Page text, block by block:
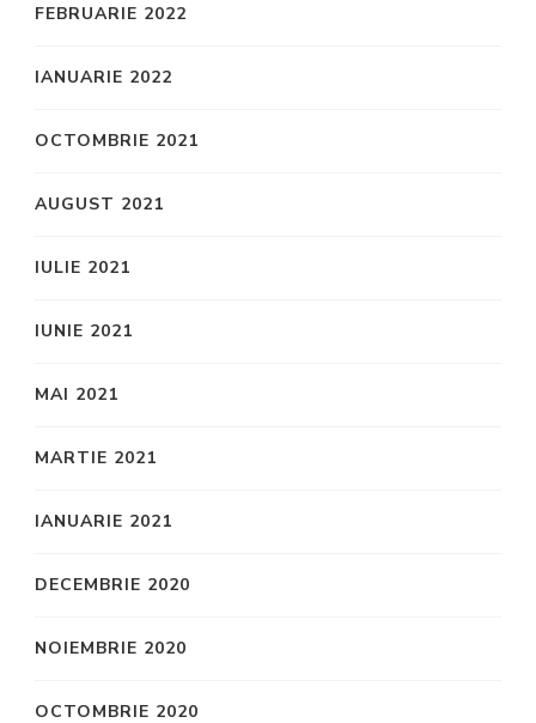
FEBRUARIE 2022
IANUARIE 2022
OCTOMBRIE 2021
AUGUST 2021
IULIE 2021
IUNIE 2021
MAI 2021
MARTIE 2021
IANUARIE 2021
DECEMBRIE 2020
NOIEMBRIE 2020
OCTOMBRIE 2020